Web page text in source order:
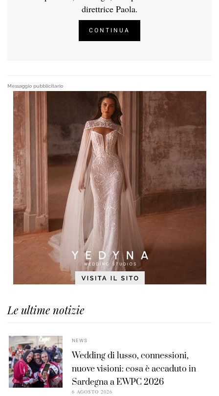
direttrice Paola.
CONTINUA
Messaggio pubblicitario
Le ultime notizie
NEWS
Wedding di lusso, connessioni,
nuove visioni: cosa è accaduto in
Sardegna a EWPC 2026
6 AGOSTO 2026